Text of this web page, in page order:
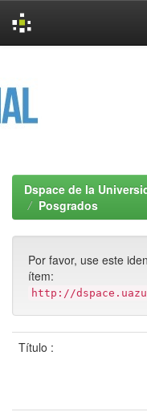
Dspace de la
Posgrados
Por favor, use este
ítem:
http://
Título :